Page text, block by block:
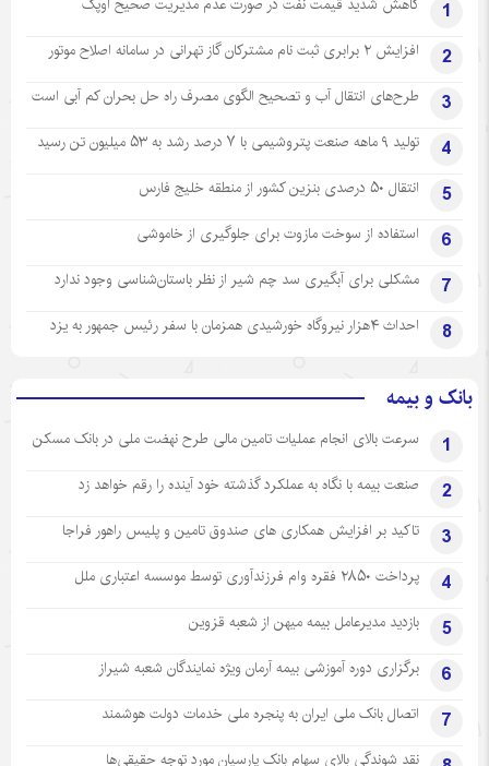
1
2 افزایش ۲ برابری ثبت نام مشترکان گاز تهرانی‌ در سامانه اصلاح موتور
3 طرح‌های انتقال آب و تصحیح الگوی مصرف راه حل بحران کم آبی است
4 تولید ۹ ماهه صنعت پتروشیمی با ۷ درصد رشد به ۵۳ میلیون تن رسید
5 انتقال ۵۰ درصدی بنزین کشور از منطقه خلیج فارس
6 استفاده از سوخت مازوت برای جلوگیری از خاموشی
7 مشکلی برای آبگیری سد چم شیر از نظر باستان‌شناسی وجود ندارد
8 احداث ۴هزار نیروگاه خورشیدی همزمان با سفر رئیس جمهور به یزد
بانک و بیمه
1 سرعت بالای انجام عملیات تامین مالی طرح نهضت ملی در بانک مسکن
2 صنعت بیمه با نگاه به عملکرد گذشته خود آینده را رقم خواهد زد
3 تاکید بر افزایش همکاری های صندوق تامین و پلیس راهور فراجا
4 پرداخت ۲۸۵۰ فقره وام فرزندآوری توسط موسسه اعتباری ملل
5 بازدید مدیرعامل بیمه میهن از شعبه قزوین
6 برگزاری دوره آموزشی بیمه آرمان ویژه نمایندگان شعبه شیراز
7 اتصال بانک ملی ایران به پنجره ملی خدمات دولت هوشمند
نقد شوندگی بالای سهام بانک پارسیان مورد توجه حقیقی‌ها